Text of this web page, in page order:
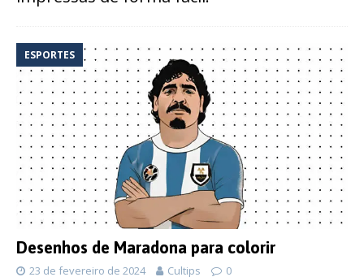
ESPORTES
Desenhos de Maradona para colorir
23 de fevereiro de 2024 Cultips 0